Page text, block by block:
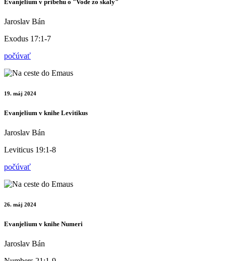
Evanjelium v príbehu o "Vode zo skaly"
Jaroslav Bán
Exodus 17:1-7
počúvať
19. máj 2024
Evanjelium v knihe Levitikus
Jaroslav Bán
Leviticus 19:1-8
počúvať
26. máj 2024
Evanjelium v knihe Numeri
Jaroslav Bán